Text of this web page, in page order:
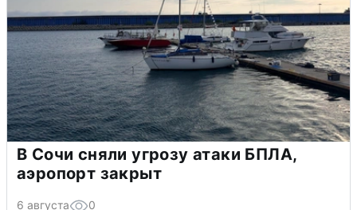
В Сочи сняли угрозу атаки БПЛА,
аэропорт закрыт
6 августа 0